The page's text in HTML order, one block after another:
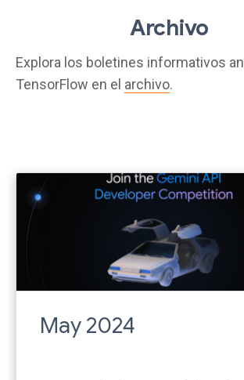
Archivo
Explora los boletines informativos
TensorFlow en el archivo.
May 2024